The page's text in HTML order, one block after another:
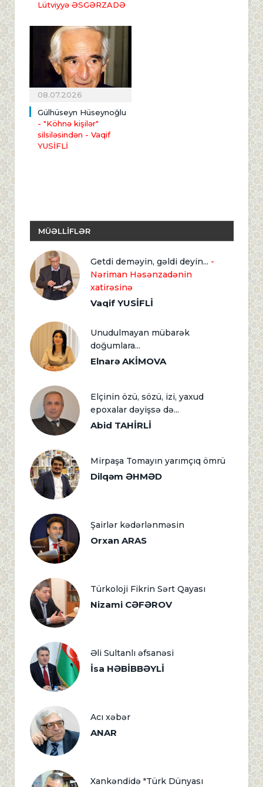
Lütviyyə ƏSGƏRZADƏ
08.07.2026
Gülhüseyn Hüseynoğlu
- "Köhnə kişilər"
silsiləsindən - Vaqif
YUSİFLİ
MÜƏLLİFLƏR
Getdi deməyin, gəldi deyin... -
Nəriman Həsənzadənin
xatirəsinə
Vaqif YUSİFLİ
Unudulmayan mübarək
doğumlara...
Elnarə AKİMOVA
Elçinin özü, sözü, izi, yaxud
epoxalar dəyişsə də...
Abid TAHİRLİ
Mirpaşa Tomayın yarımçıq ömrü
Dilqəm ƏHMƏD
Şairlər kədərlənməsin
Orxan ARAS
Türkoloji Fikrin Sərt Qayası
Nizami CƏFƏROV
Əli Sultanlı əfsanəsi
İsa HƏBİBBƏYLİ
Acı xəbər
ANAR
Xankəndidə "Türk Dünyası